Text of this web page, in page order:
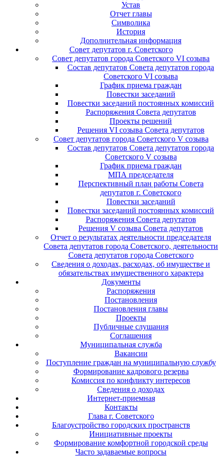
Устав
Отчет главы
Символика
История
Дополнительная информация
Совет депутатов г. Советского
Совет депутатов города Советского VI созыва
Состав депутатов Совета депутатов города
Советского VI созыва
График приема граждан
Повестки заседаний
Повестки заседаний постоянных комиссий
Распоряжения Совета депутатов
Проекты решений
Решения VI созыва Совета депутатов
Совет депутатов города Советского V созыва
Состав депутатов Совета депутатов города
Советского V созыва
График приема граждан
МПА председателя
Перспективный план работы Совета
депутатов г. Советского
Повестки заседаний
Повестки заседаний постоянных комиссий
Распоряжения Совета депутатов
Решения V созыва Совета депутатов
Отчет о результатах деятельности председателя
Совета депутатов города Советского, деятельности
Совета депутатов города Советского
Сведения о доходах, расходах, об имуществе и
обязательствах имущественного характера
Документы
Распоряжения
Постановления
Постановления главы
Проекты
Публичные слушания
Соглашения
Муниципальная служба
Вакансии
Поступление граждан на муниципальную службу
Формирование кадрового резерва
Комиссия по конфликту интересов
Сведения о доходах
Интернет-приемная
Контакты
Глава г. Советского
Благоустройство городских пространств
Инициативные проекты
Формирование комфортной городской среды
Часто задаваемые вопросы